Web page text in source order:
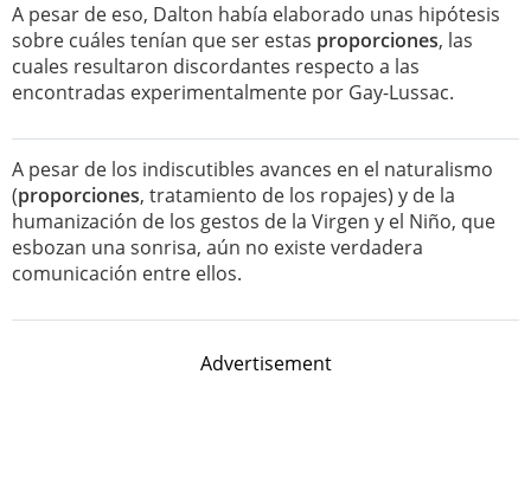
A pesar de eso, Dalton había elaborado unas hipótesis
sobre cuáles tenían que ser estas proporciones, las
cuales resultaron discordantes respecto a las
encontradas experimentalmente por Gay-Lussac.
A pesar de los indiscutibles avances en el naturalismo
(proporciones, tratamiento de los ropajes) y de la
humanización de los gestos de la Virgen y el Niño, que
esbozan una sonrisa, aún no existe verdadera
comunicación entre ellos.
Advertisement